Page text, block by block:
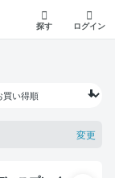
探す ログイン
変更